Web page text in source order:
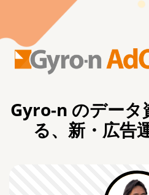
Gyro-n のデータ
る、新・広告